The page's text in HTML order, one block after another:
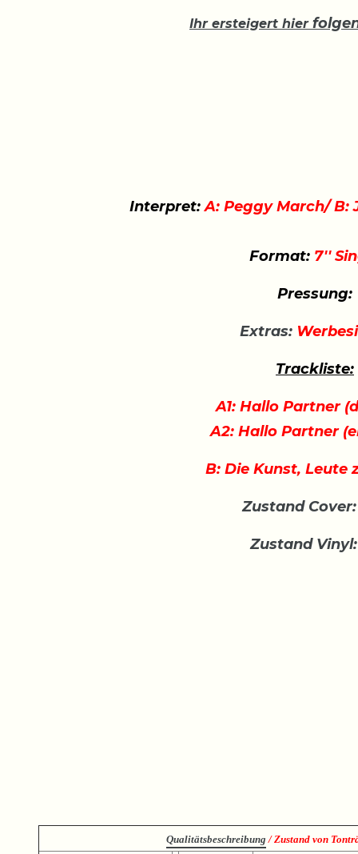
Ihr ersteigert hier
Interpret:A: Peggy March/ B:
Format: 7''
Pressung:
Extras:
Trackliste:
A1: Hallo Partner
A2: Hallo Partner
B: Die Kunst, Leute
Zustand Cover:
Zustand Vinyl:
Qualitätsbeschreibung / Zustand von